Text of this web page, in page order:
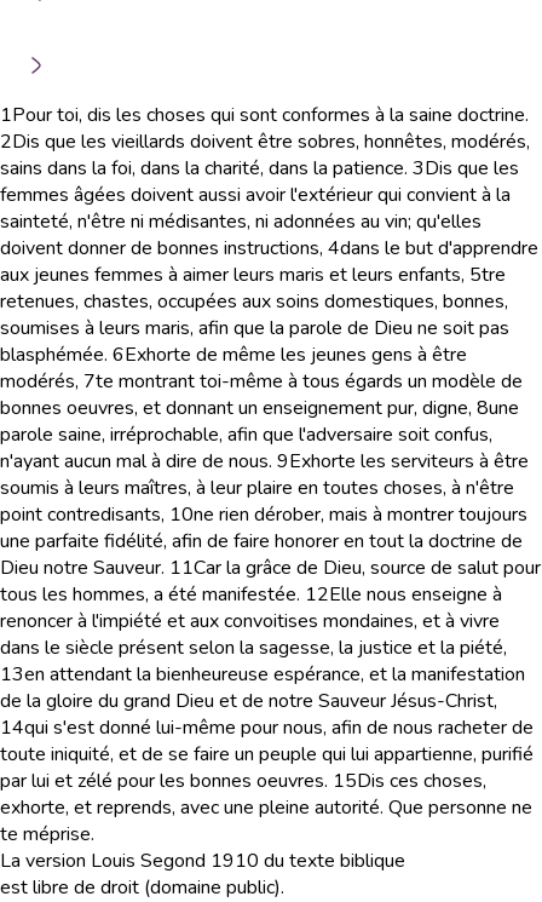
1Pour toi, dis les choses qui sont conformes à la saine doctrine.
2Dis que les vieillards doivent être sobres, honnêtes, modérés,
sains dans la foi, dans la charité, dans la patience. 3Dis que les
femmes âgées doivent aussi avoir l'extérieur qui convient à la
sainteté, n'être ni médisantes, ni adonnées au vin; qu'elles
doivent donner de bonnes instructions, 4dans le but d'apprendre
aux jeunes femmes à aimer leurs maris et leurs enfants, 5tre
retenues, chastes, occupées aux soins domestiques, bonnes,
soumises à leurs maris, afin que la parole de Dieu ne soit pas
blasphémée. 6Exhorte de même les jeunes gens à être
modérés, 7te montrant toi-même à tous égards un modèle de
bonnes oeuvres, et donnant un enseignement pur, digne, 8une
parole saine, irréprochable, afin que l'adversaire soit confus,
n'ayant aucun mal à dire de nous. 9Exhorte les serviteurs à être
soumis à leurs maîtres, à leur plaire en toutes choses, à n'être
point contredisants, 10ne rien dérober, mais à montrer toujours
une parfaite fidélité, afin de faire honorer en tout la doctrine de
Dieu notre Sauveur. 11Car la grâce de Dieu, source de salut pour
tous les hommes, a été manifestée. 12Elle nous enseigne à
renoncer à l'impiété et aux convoitises mondaines, et à vivre
dans le siècle présent selon la sagesse, la justice et la piété,
13en attendant la bienheureuse espérance, et la manifestation
de la gloire du grand Dieu et de notre Sauveur Jésus-Christ,
14qui s'est donné lui-même pour nous, afin de nous racheter de
toute iniquité, et de se faire un peuple qui lui appartienne, purifié
par lui et zélé pour les bonnes oeuvres. 15Dis ces choses,
exhorte, et reprends, avec une pleine autorité. Que personne ne
te méprise.
La version Louis Segond 1910 du texte biblique
est libre de droit (domaine public).